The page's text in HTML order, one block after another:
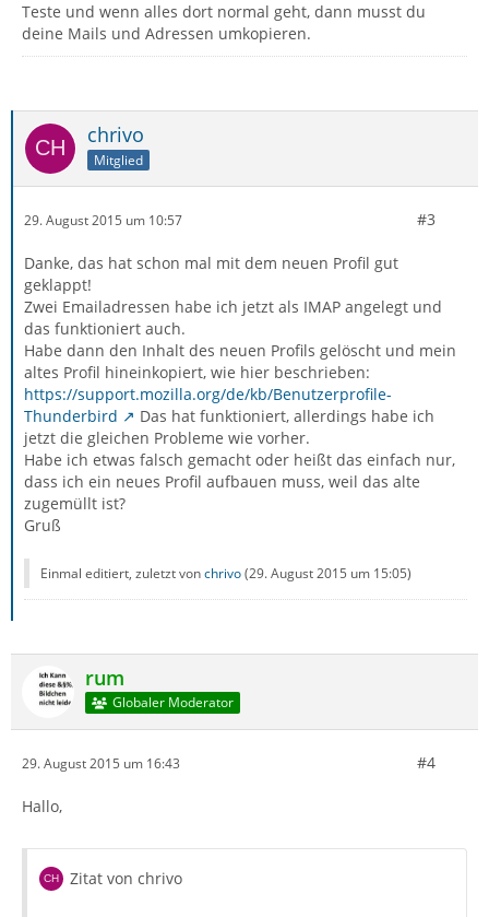
Teste und wenn alles dort normal geht, dann musst du
deine Mails und Adressen umkopieren.
chrivo
Mitglied
29. August 2015 um 10:57 #3
Danke, das hat schon mal mit dem neuen Profil gut
geklappt!
Zwei Emailadressen habe ich jetzt als IMAP angelegt und
das funktioniert auch.
Habe dann den Inhalt des neuen Profils gelöscht und mein
altes Profil hineinkopiert, wie hier beschrieben:
https://support.mozilla.org/de/kb/Benutzerprofile-
Thunderbird
Das hat funktioniert, allerdings habe ich
jetzt die gleichen Probleme wie vorher.
Habe ich etwas falsch gemacht oder heißt das einfach nur,
dass ich ein neues Profil aufbauen muss, weil das alte
zugemüllt ist?
Gruß
Einmal editiert, zuletzt vonchrivo(29. August 2015 um 15:05)
rum
Globaler Moderator
29. August 2015 um 16:43 #4
Hallo,
Zitat von chrivo